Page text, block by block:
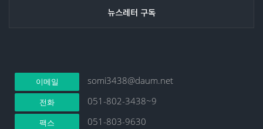
이메일 somi3438@daum.net
전화 051-802-3438~9
팩스 051-803-9630